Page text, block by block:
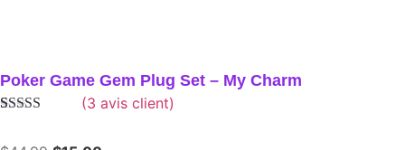
Poker Game Gem Plug Set – My Charm
(3 avis client)